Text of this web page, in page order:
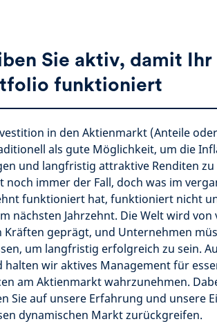
Sie aktiv, damit Ihr
funktioniert
in den Aktienmarkt (Anteile
als gute Möglichkeit, um die
und langfristig attraktive Renditen zu
noch immer der Fall, doch was im
funktioniert hat, funktioniert nicht
nächsten Jahrzehnt. Die Welt wird von
Kräften geprägt, und Unternehmen
um langfristig erfolgreich zu sein.
halten wir aktives Management für
am Aktienmarkt wahrzunehmen.
Sie auf unsere Erfahrung und unsere
dynamischen Markt zurückgreifen.